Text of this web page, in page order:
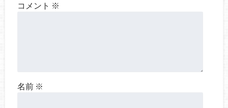
コメント ※
名前 ※